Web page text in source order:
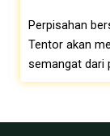
Perpisahan
Tentor akan
semangat dari